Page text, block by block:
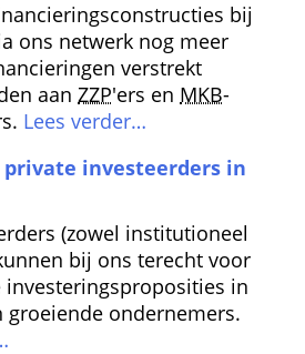
bij
ons netwerk nog meer
verstrekt
aan ZZP'ers en MKB-
Lees verder…
investeerders in
(zowel institutioneel
bij ons terecht voor
investerings­proposities in
groeiende ondernemers.